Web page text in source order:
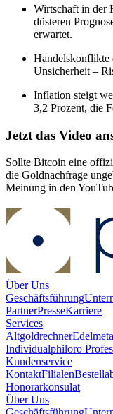
Wirtschaft in der
düsteren
erwartet.
Handelskonflikte
Unsicherheit –
Inflation steigt
3,2 Prozent, die
Jetzt das Video
Sollte Bitcoin eine
die Goldnachfrage
Meinung in den
Über Uns
Geschäftsführung
PartnerPresseKarriere
Services
Altgoldrechner
Individualphiloro
Kundenservice
KontaktFilialen
Honorarkonsulat
Über Uns